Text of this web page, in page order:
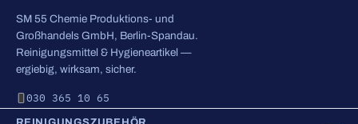
SM 55 Chemie Produktions- und
Großhandels GmbH, Berlin-Spandau.
Reinigungsmittel & Hygieneartikel —
ergiebig, wirksam, sicher.
030 365 10 65